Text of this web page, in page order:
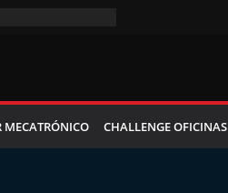
MECATRÓNICO CHALLENGE OFICINAS